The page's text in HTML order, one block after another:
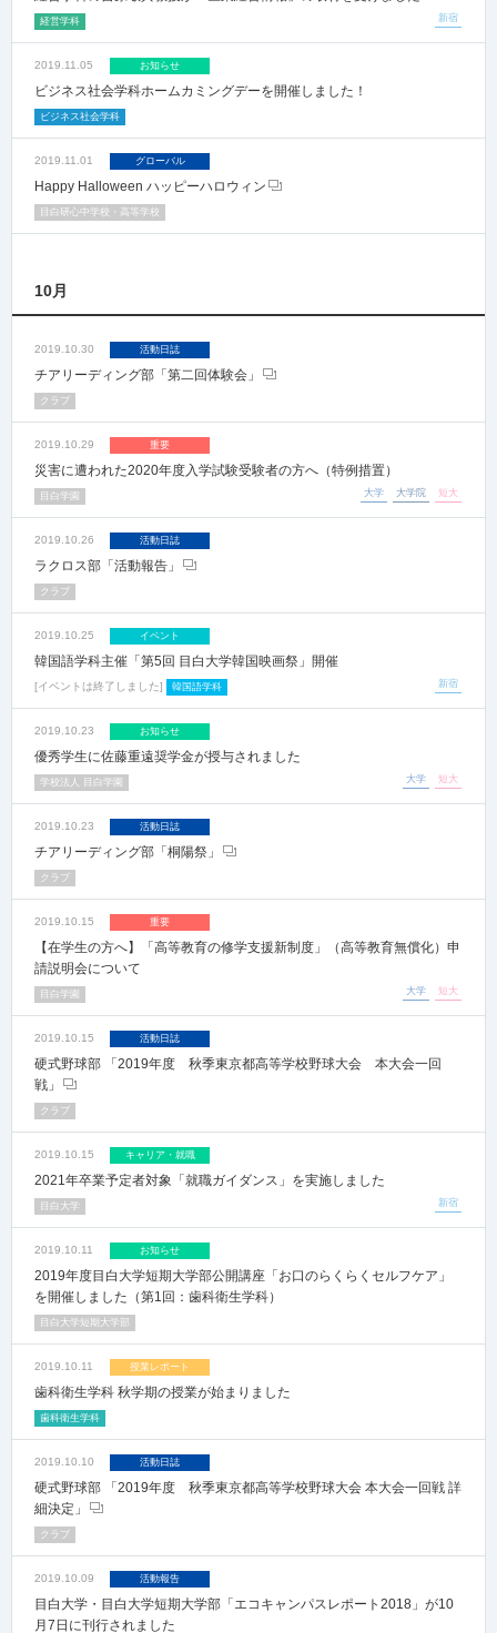
新宿
経営学科
2019.11.05 お知らせ
ビジネス社会学科ホームカミングデーを開催しました！
ビジネス社会学科
2019.11.01 グローバル
Happy Halloween ハッピーハロウィン
目白研心中学校・高等学校
10月
2019.10.30 活動日誌
チアリーディング部「第二回体験会」
クラブ
2019.10.29 重要
災害に遭われた2020年度入学試験受験者の方へ（特例措置）
大学 大学院 短大
目白学園
2019.10.26 活動日誌
ラクロス部「活動報告」
クラブ
2019.10.25 イベント
韓国語学科主催「第5回 目白大学韓国映画祭」開催
イベントは終了しました 新宿
韓国語学科
2019.10.23 お知らせ
優秀学生に佐藤重遠奨学金が授与されました
大学 短大
学校法人 目白学園
2019.10.23 活動日誌
チアリーディング部「桐陽祭」
クラブ
2019.10.15 重要
【在学生の方へ】「高等教育の修学支援新制度」（高等教育無償化）申
請説明会について
大学 短大
目白学園
2019.10.15 活動日誌
硬式野球部 「2019年度 秋季東京都高等学校野球大会 本大会一回
戦」
クラブ
2019.10.15 キャリア・就職
2021年卒業予定者対象「就職ガイダンス」を実施しました
新宿
目白大学
2019.10.11 お知らせ
2019年度目白大学短期大学部公開講座「お口のらくらくセルフケア」
を開催しました（第1回：歯科衛生学科）
目白大学短期大学部
2019.10.11 授業レポート
歯科衛生学科 秋学期の授業が始まりました
歯科衛生学科
2019.10.10 活動日誌
硬式野球部 「2019年度 秋季東京都高等学校野球大会 本大会一回戦 詳
細決定」
クラブ
2019.10.09 活動報告
目白大学・目白大学短期大学部「エコキャンパスレポート2018」が10
月7日に刊行されました